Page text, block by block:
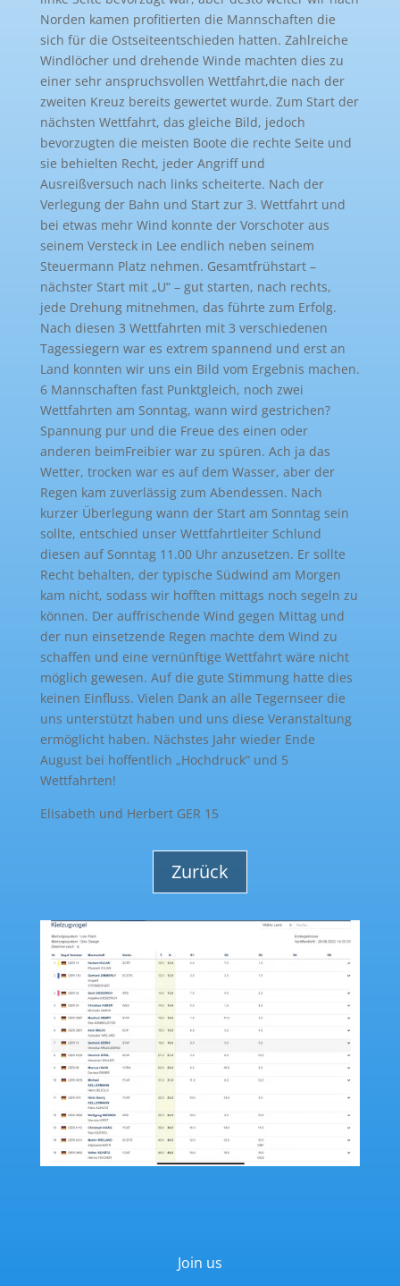
Norden kamen profitierten die Mannschaften die
sich für die Ostseiteentschieden hatten. Zahlreiche
Windlöcher und drehende Winde machten dies zu
einer sehr anspruchsvollen Wettfahrt,die nach der
zweiten Kreuz bereits gewertet wurde. Zum Start der
nächsten Wettfahrt, das gleiche Bild, jedoch
bevorzugten die meisten Boote die rechte Seite und
sie behielten Recht, jeder Angriff und
Ausreißversuch nach links scheiterte. Nach der
Verlegung der Bahn und Start zur 3. Wettfahrt und
bei etwas mehr Wind konnte der Vorschoter aus
seinem Versteck in Lee endlich neben seinem
Steuermann Platz nehmen. Gesamtfrühstart –
nächster Start mit „U“– gut starten, nach rechts,
jede Drehung mitnehmen, das führte zum Erfolg.
Nach diesen 3 Wettfahrten mit 3 verschiedenen
Tagessiegern war es extrem spannend und erst an
Land konnten wir uns ein Bild vom Ergebnis machen.
6 Mannschaften fast Punktgleich, noch zwei
Wettfahrten am Sonntag, wann wird gestrichen?
Spannung pur und die Freue des einen oder
anderen beimFreibier warzu spüren. Ach ja das
Wetter, trocken war es auf dem Wasser, aber der
Regen kam zuverlässig zum Abendessen. Nach
kurzer Überlegung wann der Start am Sonntag sein
sollte, entschied unser Wettfahrtleiter Schlund
diesen auf Sonntag 11.00 Uhr anzusetzen. Er sollte
Recht behalten, der typische Südwind am Morgen
kam nicht, sodass wir hofften mittags noch segeln zu
können. Der auffrischende Wind gegen Mittag und
der nun einsetzende Regen machte dem Wind zu
schaffen und eine vernünftige Wettfahrt wäre nicht
möglich gewesen. Auf die gute Stimmung hatte dies
keinen Einfluss. Vielen Dank an alle Tegernseerdie
uns unterstützt haben und uns diese Veranstaltung
ermöglicht haben. Nächstes Jahr wieder Ende
August bei hoffentlich „Hochdruck“ und 5
Wettfahrten!
Elisabeth und Herbert GER 15
Zurück
Join us